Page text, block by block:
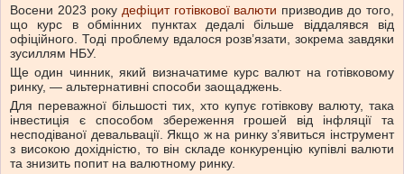
Восени 2023 року дефіцит готівкової валюти призводив до того,
що курс в обмінних пунктах дедалі більше віддалявся від
офіційного. Тоді проблему вдалося розв’язати, зокрема завдяки
зусиллям НБУ.
Ще один чинник, який визначатиме курс валют на готівковому
ринку, — альтернативні способи заощаджень.
Для переважної більшості тих, хто купує готівкову валюту, така
інвестиція є способом збереження грошей від інфляції та
несподіваної девальвації. Якщо ж на ринку з’явиться інструмент
з високою дохідністю, то він складе конкуренцію купівлі валюти
та знизить попит на валютному ринку.